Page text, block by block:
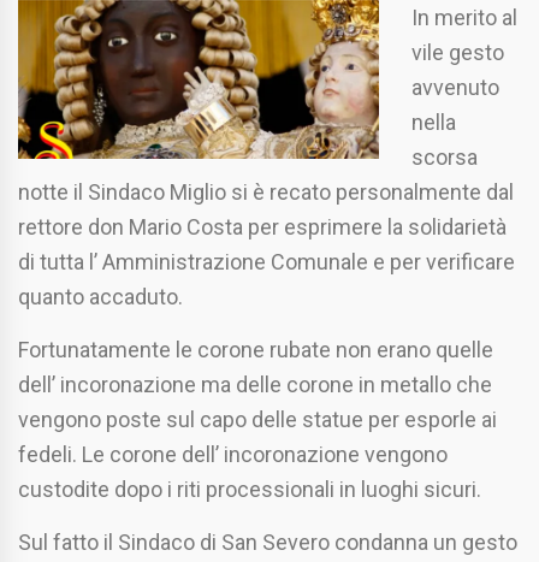
In merito al
vile gesto
avvenuto
nella
scorsa
notte il Sindaco Miglio si è recato personalmente dal
rettore don Mario Costa per esprimere la solidarietà
di tutta l’ Amministrazione Comunale e per verificare
quanto accaduto.
Fortunatamente le corone rubate non erano quelle
dell’ incoronazione ma delle corone in metallo che
vengono poste sul capo delle statue per esporle ai
fedeli. Le corone dell’ incoronazione vengono
custodite dopo i riti processionali in luoghi sicuri.
Sul fatto il Sindaco di San Severo condanna un gesto